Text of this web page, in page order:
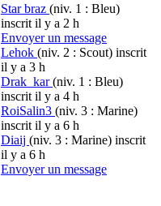
Star braz (niv. 1 : Bleu)
inscrit il y a 2 h
Envoyer un message
Lehok (niv. 2 : Scout) inscrit
il y a 3 h
Drak_kar(niv. 1 : Bleu)
inscrit il y a 4 h
RoiSalin3 (niv. 3 : Marine)
inscrit il y a 6 h
Diaij (niv. 3 : Marine) inscrit
il y a 6 h
Envoyer un message